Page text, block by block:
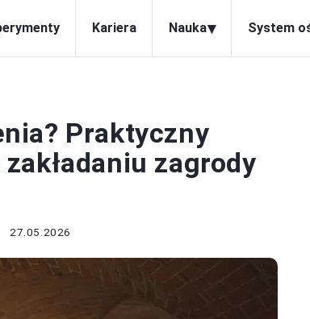
Kariera Nauka▾ System
Praktyczny
zagrody
27.05.2026